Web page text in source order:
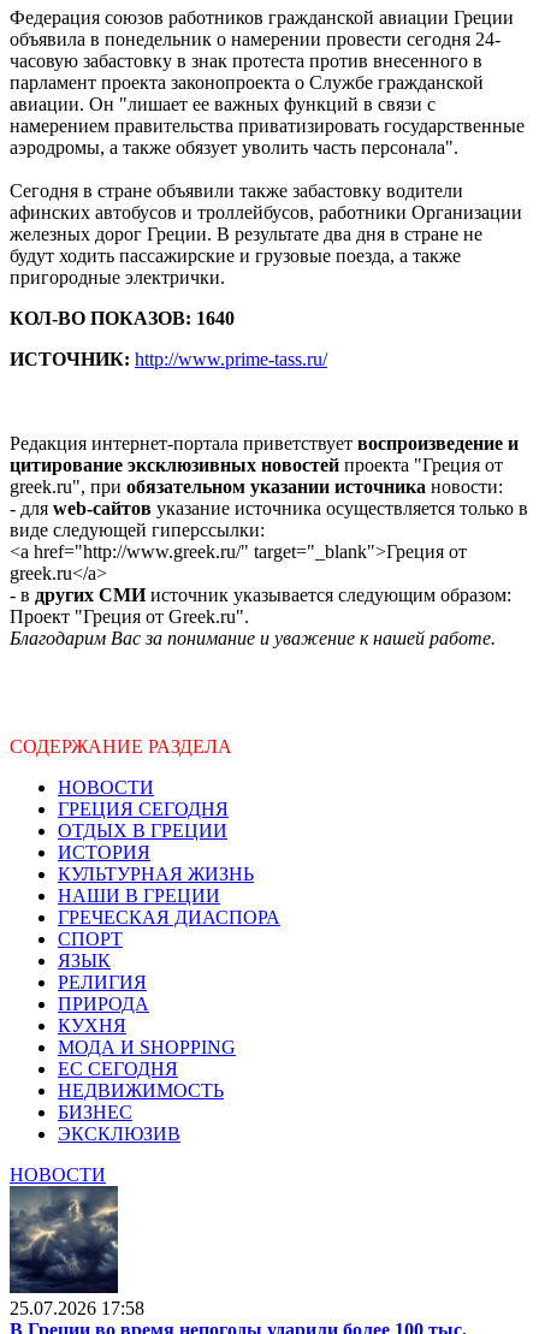
Федерация союзов работников гражданской авиации Греции
объявила в понедельник о намерении провести сегодня 24-
часовую забастовку в знак протеста против внесенного в
парламент проекта законопроекта о Службе гражданской
авиации. Он "лишает ее важных функций в связи с
намерением правительства приватизировать государственные
аэродромы, а также обязует уволить часть персонала".
Сегодня в стране объявили также забастовку водители
афинских автобусов и троллейбусов, работники Организации
железных дорог Греции. В результате два дня в стране не
будут ходить пассажирские и грузовые поезда, а также
пригородные электрички.
КОЛ-ВО ПОКАЗОВ: 1640
ИСТОЧНИК: http://www.prime-tass.ru/
Редакция интернет-портала приветствует воспроизведение и
цитирование эксклюзивных новостей проекта "Греция от
greek.ru", при обязательном указании источника новости:
- для web-сайтов указание источника осуществляется только в
виде следующей гиперссылки:
<a href="http://www.greek.ru/" target="_blank">Греция от
greek.ru</a>
- в других СМИисточник указывается следующим образом:
Проект "Греция от Greek.ru".
Благодарим Вас за понимание и уважение к нашей работе.
СОДЕРЖАНИЕ РАЗДЕЛА
НОВОСТИ
ГРЕЦИЯ СЕГОДНЯ
ОТДЫХ В ГРЕЦИИ
ИСТОРИЯ
КУЛЬТУРНАЯ ЖИЗНЬ
НАШИ В ГРЕЦИИ
ГРЕЧЕСКАЯ ДИАСПОРА
СПОРТ
ЯЗЫК
РЕЛИГИЯ
ПРИРОДА
КУХНЯ
МОДА И SHOPPING
ЕС СЕГОДНЯ
НЕДВИЖИМОСТЬ
БИЗНЕС
ЭКСКЛЮЗИВ
НОВОСТИ
25.07.2026 17:58